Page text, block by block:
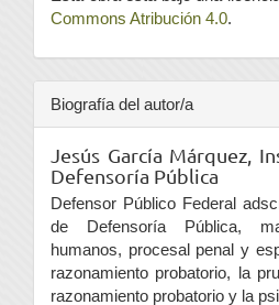
Commons Atribución 4.0.
Biografía del autor/a
Jesús García Márquez,
Defensoría Pública
Defensor Público Federal
de Defensoría Pública,
humanos, procesal penal y
razonamiento probatorio, la
razonamiento probatorio y la